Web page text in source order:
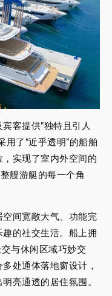
客提供“独特且引人
用了“近乎透明”的船舶
实现了室内外空间的
艘游艇的每一个角
间宽敞大气、功能完
的社交生活。船上拥
与休闲区域巧妙交
处通体落地窗设计，
亮通透的居住氛围。